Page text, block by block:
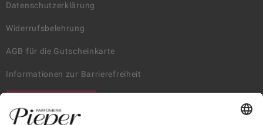
Datenschutzerklärung
Widerrufsbelehrung
AGB für die Gutscheinkarte
Informationen zur Barrierefreiheit